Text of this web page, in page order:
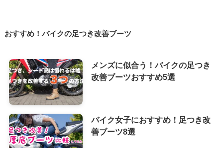
おすすめ！バイクの足つき改善ブーツ
メンズに似合う！バイクの足つき
改善ブーツおすすめ5選
バイク女子におすすめ！足つき改
善ブーツ8選